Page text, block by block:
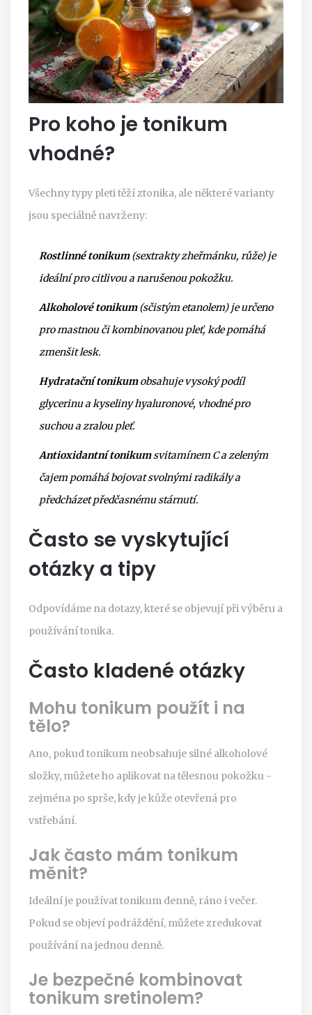
Pro koho je tonikum
vhodné?
Všechny typy pleti těží ztonika, ale některé varianty
jsou speciálně navrženy:
Rostlinné tonikum(sextrakty zheřmánku, růže) je
ideální pro citlivou a narušenou pokožku.
Alkoholové tonikum(sčistým etanolem) je určeno
pro mastnou či kombinovanou pleť, kde pomáhá
zmenšit lesk.
Hydratační tonikumobsahuje vysoký podíl
glycerinu a kyseliny hyaluronové, vhodné pro
suchou a zralou pleť.
Antioxidantní tonikumsvitamínem C a zeleným
čajem pomáhá bojovat svolnými radikály a
předcházet předčasnému stárnutí.
Často se vyskytující
otázky a tipy
Odpovídáme na dotazy, které se objevují při výběru a
používání tonika.
Často kladené otázky
Mohu tonikum použít i na
tělo?
Ano, pokud tonikum neobsahuje silné alkoholové
složky, můžete ho aplikovat na tělesnou pokožku -
zejména po sprše, kdy je kůže otevřená pro
vstřebání.
Jak často mám tonikum
měnit?
Ideální je používat tonikum denně, ráno i večer.
Pokud se objeví podráždění, můžete zredukovat
používání na jednou denně.
Je bezpečné kombinovat
tonikum sretinolem?